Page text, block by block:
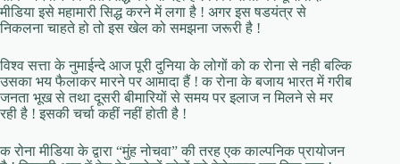
मीडिया इसे महामारी सिद्ध करने में लगा है ! अगर इस षडयंत्र से
निकलना चाहते हो तो इस खेल को समझना जरूरी है !
विश्व सत्ता के नुमाईन्दे आज पूरी दुनिया के लोगों को क रोना से नही बल्कि
उसका भय फैलाकर मारने पर आमादा हैं ! क रोना के बजाय भारत में गरीब
जनता भूख से तथा दूसरी बीमारियों से समय पर इलाज न मिलने से मर
रही है ! इसकी चर्चा कहीं नहीं होती है !
क रोना मीडिया के द्वारा “मुंह नोचवा” की तरह एक काल्पनिक प्रायोजन